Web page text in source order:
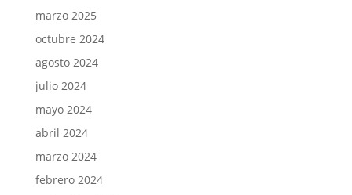
marzo 2025
octubre 2024
agosto 2024
julio 2024
mayo 2024
abril 2024
marzo 2024
febrero 2024